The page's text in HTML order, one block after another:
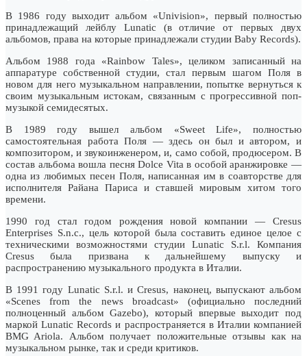
В 1986 году выходит альбом «Univision», первый полностью
принадлежащий лейблу Lunatic (в отличие от первых двух
альбомов, права на которые принадлежали студии Baby Records).
Альбом 1988 года «Rainbow Tales», целиком записанный на
аппаратуре собственной студии, стал первым шагом Поля в
новом для него музыкальном направлении, попытке вернуться к
своим музыкальным истокам, связанным с прогрессивной поп-
музыкой семидесятых.
В 1989 году вышел альбом «Sweet Life», полностью
самостоятельная работа Поля — здесь он был и автором, и
композитором, и звукоинженером, и, само собой, продюсером. В
состав альбома вошла песня Dolce Vita в особой аранжировке —
одна из любимых песен Поля, написанная им в соавторстве для
исполнителя Райана Париса и ставшей мировым хитом того
времени.
1990 год стал годом рождения новой компании — Cresus
Enterprises S.n.c., цель которой была составить единое целое с
техническими возможностями студии Lunatic S.r.l. Компания
Cresus была призвана к дальнейшему выпуску и
распространению музыкального продукта в Италии.
В 1991 году Lunatic S.r.l. и Cresus, наконец, выпускают альбом
«Scenes from the news broadcast» (официально последний
полноценный альбом Gazebo), который впервые выходит под
маркой Lunatic Records и распространяется в Италии компанией
BMG Ariola. Альбом получает положительные отзывы как на
музыкальном рынке, так и среди критиков.